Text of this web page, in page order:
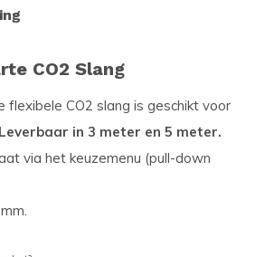
CO2 Slang
CO2 slang is geschikt voor
Leverbaar in 3 meter en 5 meter.
via het keuzemenu (pull-down